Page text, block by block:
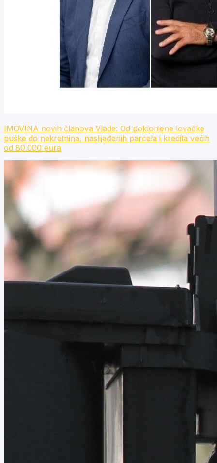
IMOVINA novih članova Vlade: Od poklonjene lovačke
puške do nekretnina, naslijeđenih parcela i kredita većih
od 80.000 eura